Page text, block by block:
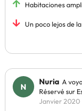
Habitaciones
Un poco lejos de
Nuria A
Réservé sur
Janvier 2020